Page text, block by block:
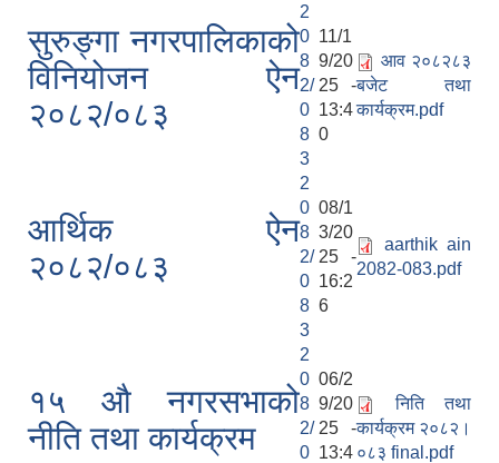
सुरुङ्गा नगरपालिकाको
विनियोजन ऐन
२०८२/०८३
2
0
8
2/
0
8
3
11/1
9/20
25 -
13:4
0
आव २०८२८३
बजेट तथा
कार्यक्रम.pdf
आर्थिक ऐन
२०८२/०८३
2
0
8
2/
0
8
3
08/1
3/20
25 -
16:2
6
aarthik ain
2082-083.pdf
१५ औ नगरसभाको
नीति तथा कार्यक्रम
2
0
8
2/
0
06/2
9/20
25 -
13:4
निति तथा
कार्यक्रम २०८२।
०८३ final.pdf